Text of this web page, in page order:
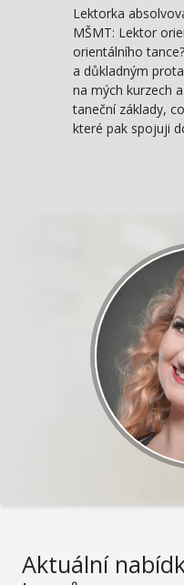
Lektorka
MŠMT: Lektor
orientálního
a důkladným
na mých kurzech
taneční základy,
které pak spojuji
Aktuální